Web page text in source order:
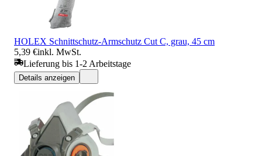
HOLEX Schnittschutz-Armschutz Cut C, grau, 45 cm
5,39 €inkl. MwSt.
Lieferung bis 1-2 Arbeitstage
Details anzeigen